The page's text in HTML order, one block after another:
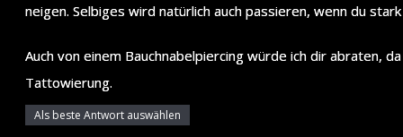
neigen. Selbiges wird natürlich auch passieren, wenn du
Auch von einem Bauchnabelpiercing würde ich dir abraten,
Tattowierung.
Als beste Antwort auswählen